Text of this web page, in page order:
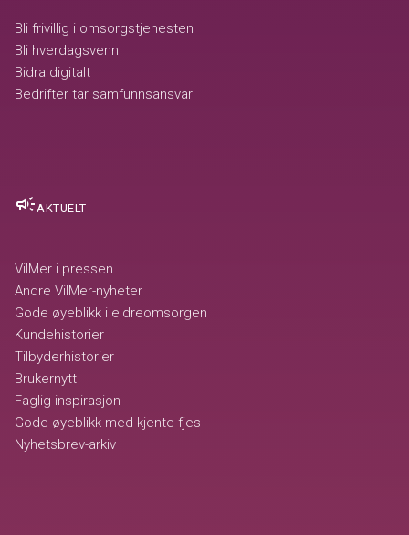
Bli frivillig i omsorgstjenesten
Bli hverdagsvenn
Bidra digitalt
Bedrifter tar samfunnsansvar
campaignAKTUELT
VilMer i pressen
Andre VilMer-nyheter
Gode øyeblikk i eldreomsorgen
Kundehistorier
Tilbyderhistorier
Brukernytt
Faglig inspirasjon
Gode øyeblikk med kjente fjes
Nyhetsbrev-arkiv